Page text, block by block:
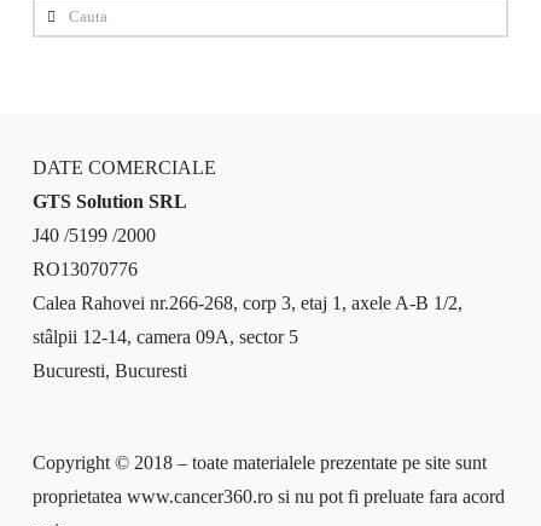
Cauta
DATE COMERCIALE
GTS Solution SRL
J40 /5199 /2000
RO13070776
Calea Rahovei nr.266-268, corp 3, etaj 1, axele A-B 1/2,
stâlpii 12-14, camera 09A, sector 5
Bucuresti, Bucuresti
Copyright © 2018 – toate materialele prezentate pe site sunt
proprietatea www.cancer360.ro si nu pot fi preluate fara acord